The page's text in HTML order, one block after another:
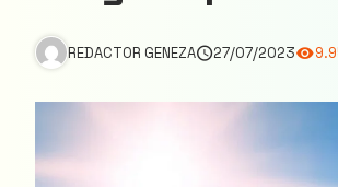
REDACTOR GENEZA 27/07/2023